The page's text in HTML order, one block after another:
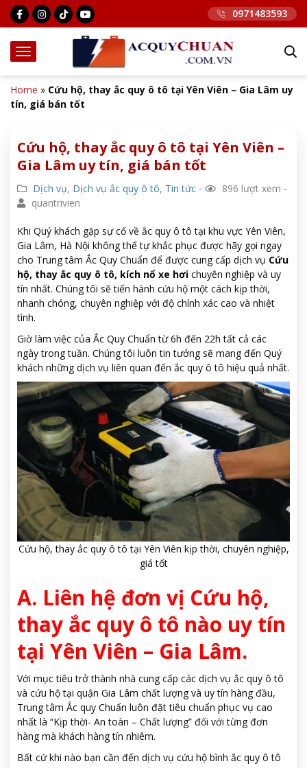
0971483593
Home » Cứu hộ, thay ắc quy ô tô tại Yên Viên – Gia Lâm uy
tín, giá bán tốt
Cứu hộ, thay ắc quy ô tô tại Yên Viên –
Gia Lâm uy tín, giá bán tốt
Dịch vụ, Dịch vụ ắc quy ô tô, Tin tức -
896 lượt xem -
quantrivien
Khi Quý khách gặp sự cố về ắc quy ô tô tại khu vực Yên Viên,
Gia Lâm, Hà Nội không thể tự khắc phục được hãy gọi ngay
cho Trung tâm Ắc Quy Chuẩn để được cung cấp dịch vụ Cứu
hộ, thay ắc quy ô tô, kích nổ xe hơi chuyên nghiệp và uy
tín nhất. Chúng tôi sẽ tiến hành cứu hộ một cách kịp thời,
nhanh chóng, chuyên nghiệp với độ chính xác cao và nhiệt
tình.
Giờ làm việc của Ắc Quy Chuẩn từ 6h đến 22h tất cả các
ngày trong tuần. Chúng tôi luôn tin tưởng sẽ mang đến Quý
khách những dịch vụ liên quan đến ắc quy ô tô hiệu quả nhất.
Cứu hộ, thay ắc quy ô tô tại Yên Viên kịp thời, chuyên nghiệp,
giá tốt
A. Liên hệ đơn vị Cứu hộ,
thay ắc quy ô tô nào uy tín
tại Yên Viên – Gia Lâm.
Với mục tiêu trở thành nhà cung cấp các dịch vụ ắc quy ô tô
và cứu hộ tại quận Gia Lâm chất lượng và uy tín hàng đầu,
Trung tâm Ắc quy Chuẩn luôn đặt tiêu chuẩn phục vụ cao
nhất là “Kịp thời- An toàn – Chất lượng” đối với từng đơn
hàng mà khách hàng tín nhiêm.
Bất cứ khi nào bạn cần đến dịch vụ cứu hộ bình ắc quy ô tô